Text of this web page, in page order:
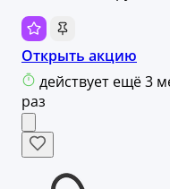
Открыть акцию
действует ещё 3
раз